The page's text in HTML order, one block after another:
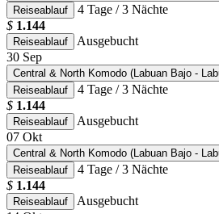
Reiseablauf
4 Tage / 3 Nächte
$ 1.144
Reiseablauf
Ausgebucht
30 Sep
Central & North Komodo (Labuan Bajo -
Reiseablauf
4 Tage / 3 Nächte
$ 1.144
Reiseablauf
Ausgebucht
07 Okt
Central & North Komodo (Labuan Bajo -
Reiseablauf
4 Tage / 3 Nächte
$ 1.144
Reiseablauf
Ausgebucht